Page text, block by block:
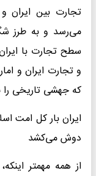
تجارت بین ایران
می‌رسد و به طرز
سطح تجارت با
که جهشی تاریخی
ایران بار کل امت
دوش می‌کشد
از همه مهمتر